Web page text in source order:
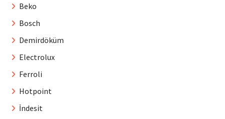
Beko
Bosch
Demirdöküm
Electrolux
Ferroli
Hotpoint
İndesit